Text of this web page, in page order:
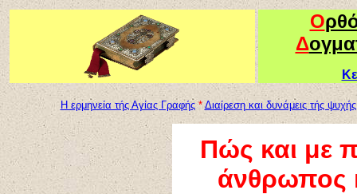
Ο
Δ
Η ερμηνεία τής Αγίας Γραφής*Διαίρεση και δυνάμεις τής ψυχής
Πώς και με
άνθρωπος